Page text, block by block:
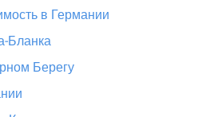
в Германии
Бланка
Берегу